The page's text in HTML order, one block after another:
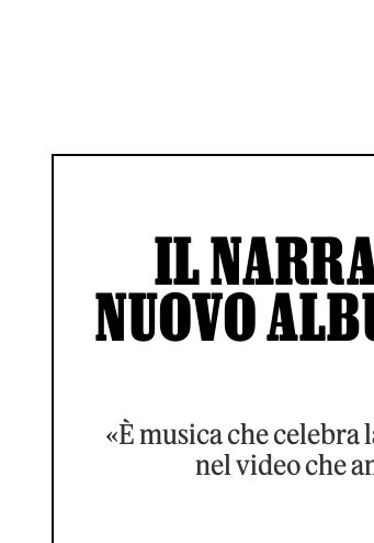
IL
NUOVO
«È musica che celebra
nel video che